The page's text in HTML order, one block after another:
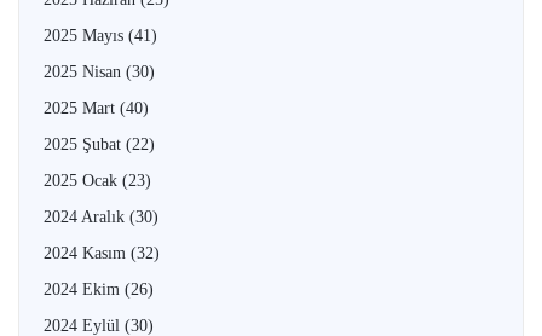
2025 Mayıs (41)
2025 Nisan (30)
2025 Mart (40)
2025 Şubat (22)
2025 Ocak (23)
2024 Aralık (30)
2024 Kasım (32)
2024 Ekim (26)
2024 Eylül (30)